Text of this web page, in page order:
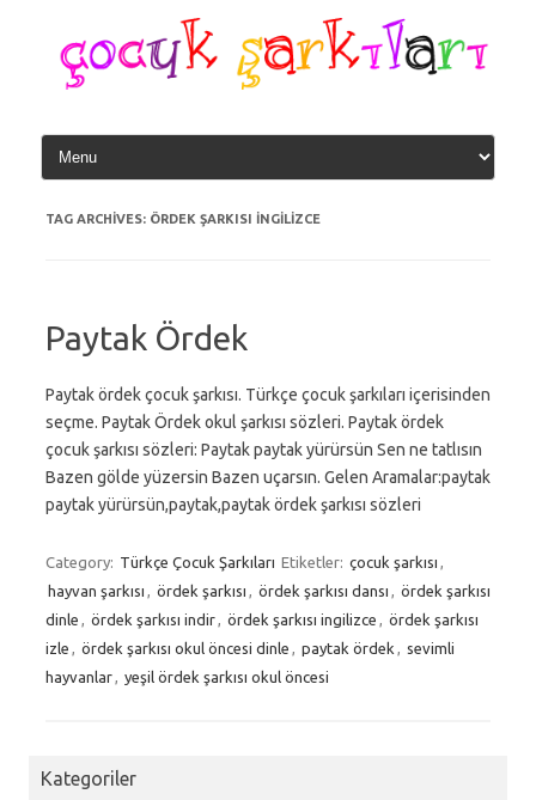
content
TAG ARCHIVES: ÖRDEK ŞARKISI INGILIZCE
Paytak Ördek
Paytak ördek çocuk şarkısı. Türkçe çocuk şarkıları içerisinden
seçme. Paytak Ördek okul şarkısı sözleri. Paytak ördek
çocuk şarkısı sözleri: Paytak paytak yürürsün Sen ne tatlısın
Bazen gölde yüzersin Bazen uçarsın. Gelen Aramalar:paytak
paytak yürürsün,paytak,paytak ördek şarkısı sözleri
Category: Türkçe Çocuk Şarkıları Etiketler: çocuk şarkısı
hayvan şarkısı
ördek şarkısı ördek şarkısı dansı
ördek şarkısı
dinle
ördek şarkısı indir ördek şarkısı ingilizce
ördek şarkısı
izle
ördek şarkısı okul öncesi dinle paytak ördek
sevimli
hayvanlar
yeşil ördek şarkısı okul öncesi
Kategoriler